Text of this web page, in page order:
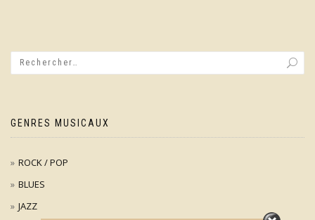
GENRES MUSICAUX
ROCK / POP
BLUES
JAZZ